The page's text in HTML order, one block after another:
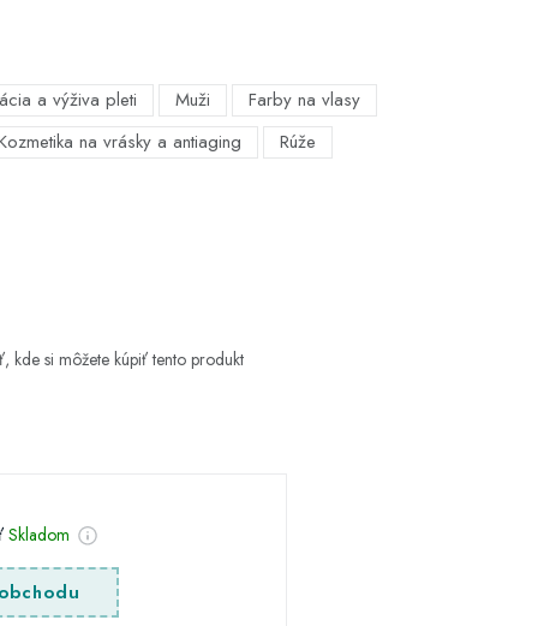
a výživa pleti Muži
Farby na vlasy
na vrásky a antiaging
Rúže
kde si môžete kúpiť tento produkt
Skladom